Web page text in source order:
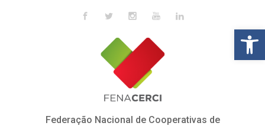
Skip to main content
Federação Nacional de Cooperativas de